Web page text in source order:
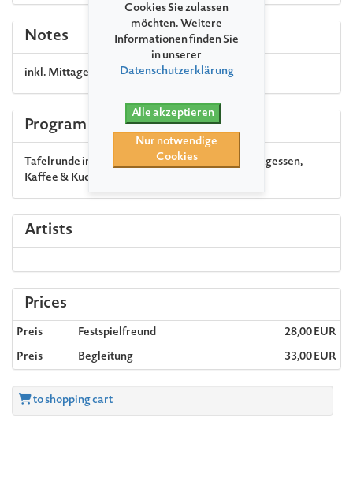
Notes
inkl. Mittagessen, Kaffee & Kuchen
Program
Tafelrunde im Park · € 28/Begl. € 33* (inkl. Mittagessen,
Kaffee & Kuchen)
Artists
Prices
Preis Festspielfreund
28,00 EUR
Preis
Begleitung 33,00 EUR
to shopping cart
Cookies Sie zulassen
möchten. Weitere
Informationen finden Sie
in unserer
Datenschutzerklärung
Alle akzeptieren
Nur notwendige
Cookies